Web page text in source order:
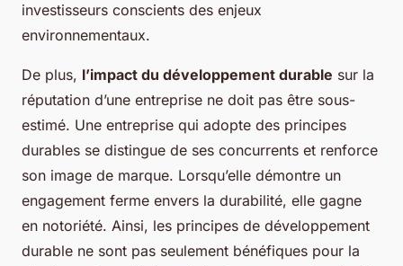
investisseurs conscients des enjeux
environnementaux.
De plus, l’impact du développement durable sur la
réputation d’une entreprise ne doit pas être sous-
estimé. Une entreprise qui adopte des principes
durables se distingue de ses concurrents et renforce
son image de marque. Lorsqu’elle démontre un
engagement ferme envers la durabilité, elle gagne
en notoriété. Ainsi, les principes de développement
durable ne sont pas seulement bénéfiques pour la